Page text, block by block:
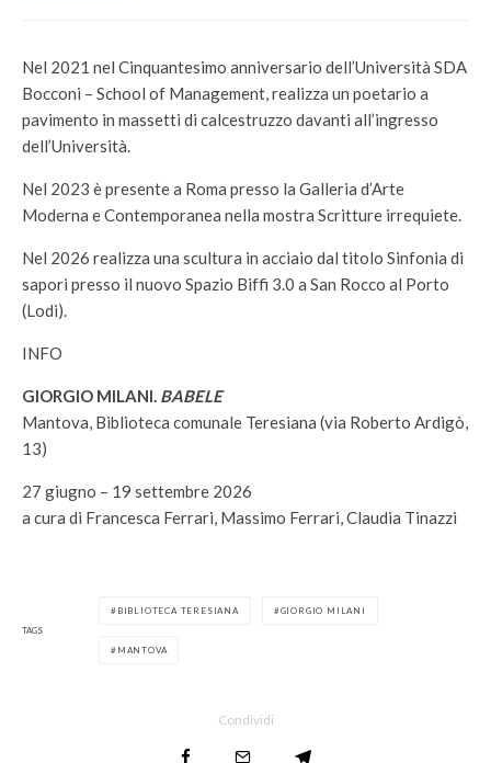
Nel 2021 nel Cinquantesimo anniversario dell’Università SDA
Bocconi – School of Management, realizza un poetario a
pavimento in massetti di calcestruzzo davanti all’ingresso
dell’Università.
Nel 2023 è presente a Roma presso la Galleria d’Arte
Moderna e Contemporanea nella mostra Scritture irrequiete.
Nel 2026 realizza una scultura in acciaio dal titolo Sinfonia di
sapori presso il nuovo Spazio Biffi 3.0 a San Rocco al Porto
(Lodi).
INFO
GIORGIO MILANI. BABELE
Mantova, Biblioteca comunale Teresiana (via Roberto Ardigò,
13)
27 giugno – 19 settembre 2026
a cura di Francesca Ferrari, Massimo Ferrari, Claudia Tinazzi
TAGS
BIBLIOTECA TERESIANA GIORGIO MILANI
MANTOVA
Condividi